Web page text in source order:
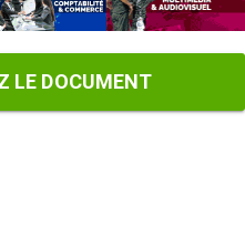
LE DOCUMENT